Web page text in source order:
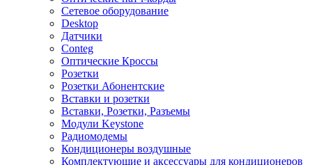
Сетевое оборудование
Desktop
Датчики
Conteg
Оптические Кроссы
Розетки
Розетки Абонентские
Вставки и розетки
Вставки, Розетки, Разъемы
Модули Keystone
Радиомодемы
Кондиционеры воздушные
Комплектующие и аксессуары для кондиционеров